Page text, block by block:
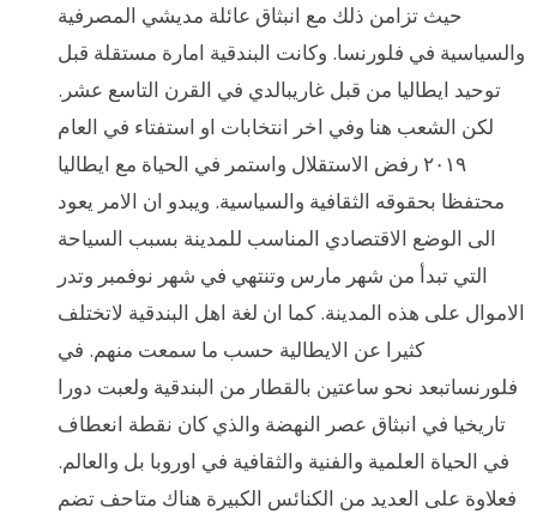
حيث تزامن ذلك مع انبثاق عائلة مديشي المصرفية
والسياسية في فلورنسا. وكانت البندقية امارة مستقلة قبل
توحيد ايطاليا من قبل غاريبالدي في القرن التاسع عشر.
لكن الشعب هنا وفي اخر انتخابات او استفتاء في العام
٢٠١٩ رفض الاستقلال واستمر في الحياة مع ايطاليا
محتفظا بحقوقه الثقافية والسياسية. ويبدو ان الامر يعود
الى الوضع الاقتصادي المناسب للمدينة بسبب السياحة
التي تبدأ من شهر مارس وتنتهي في شهر نوفمبر وتدر
الاموال على هذه المدينة. كما ان لغة اهل البندقية لاتختلف
كثيرا عن الايطالية حسب ما سمعت منهم. في
فلورنساتبعد نحو ساعتين بالقطار من البندقية ولعبت دورا
تاريخيا في انبثاق عصر النهضة والذي كان نقطة انعطاف
في الحياة العلمية والفنية والثقافية في اوروبا بل والعالم.
فعلاوة على العديد من الكنائس الكبيرة هناك متاحف تضم